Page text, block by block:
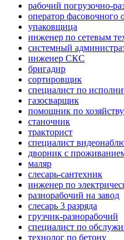
рабочий погрузочно-
оператор фасовочного
упаковщица
инженер по сетевым
системный
инженер СКС
бригадир
сортировщик
специалист по
газосварщик
помощник по хозяйству
станочник
тракторист
специалист
дворник с
маляр
слесарь-сантехник
инженер по
разнорабочий на завод
слесарь 3 разряда
грузчик-разнорабочий
специалист по
технолог по бетону